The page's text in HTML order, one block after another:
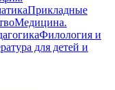
Прикладные
Медицина.
Филология и
для детей и